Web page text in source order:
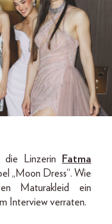
die Linzerin
Fatma
„Moon Dress“. Wie
Maturakleid ein
Interview verraten.